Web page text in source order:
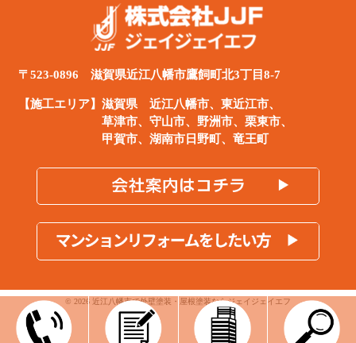
〒523-0896 滋賀県近江八幡市鷹飼町北3丁目8-7
【施工エリア】滋賀県近江八幡市、東近江市、
草津市、守山市、野洲市、栗東市、
甲賀市、湖南市日野町、竜王町
© 2026 近江八幡市で外壁塗装・屋根塗装ならジェイジェイエフ